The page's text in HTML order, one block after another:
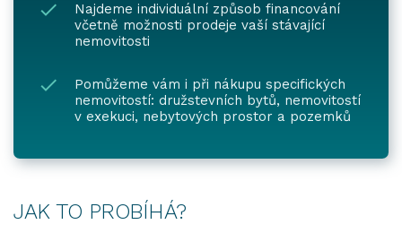
Najdeme individuální způsob financování
včetně možnosti prodeje vaší stávající
nemovitosti
Pomůžeme vám i při nákupu specifických
nemovitostí: družstevních bytů, nemovitostí
v exekuci, nebytových prostor a pozemků
JAK TO PROBÍHÁ?